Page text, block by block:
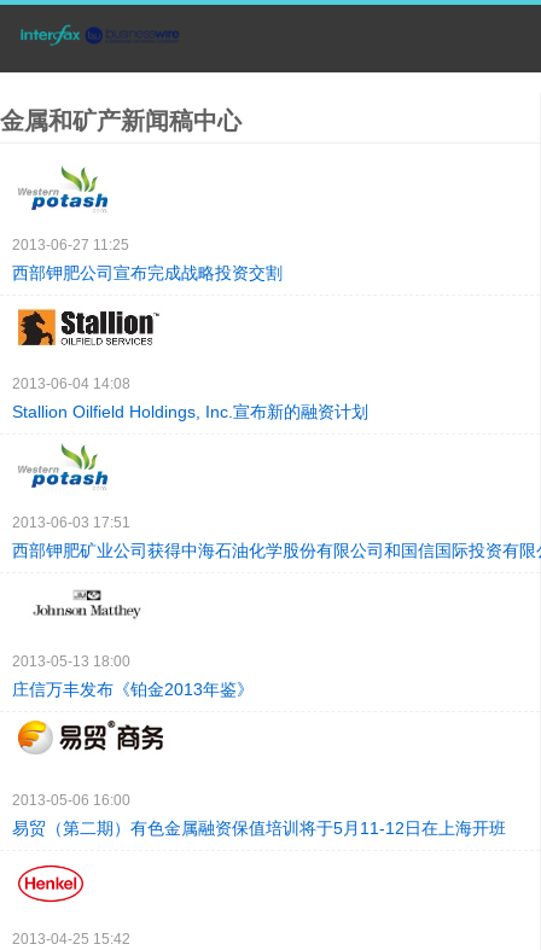
金属和矿产新闻稿中心
2013-06-27 11:25
西部钾肥公司宣布完成战略投资交割
2013-06-04 14:08
Stallion Oilfield Holdings, Inc.宣布新的融资计划
2013-06-03 17:51
西部钾肥矿业公司获得中海石油化学股份有限公司和国信国际投资有
2013-05-13 18:00
庄信万丰发布《铂金2013年鉴》
2013-05-06 16:00
易贸（第二期）有色金属融资保值培训将于5月11-12日在上海开班
2013-04-25 15:42